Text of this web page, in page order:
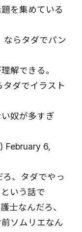
を集めている
ならタダでパン
解できる。
タダでイラスト
奴が多すぎ
February 6,
、タダでやっ
いう話で
士なんだろ、
ソムリエなん